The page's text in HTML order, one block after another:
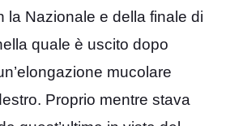
la Nazionale e della finale di
quale è uscito dopo
mucolare
Proprio mentre stava